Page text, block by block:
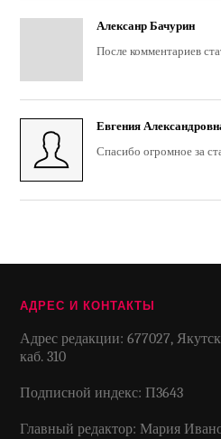
Алексанр Бачурин
После комментариев
Евгения
Спасибо огромное за
АДРЕС И КОНТАКТЫ
Адрес редакции: 677027,
каб. 310
Подписной индекс: П3643
Главный редактор: Мария